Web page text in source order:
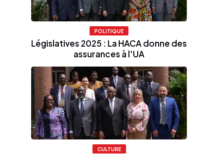
POLITIQUE
Législatives 2025 : La HACA donne des
assurances à l'UA
CULTURE